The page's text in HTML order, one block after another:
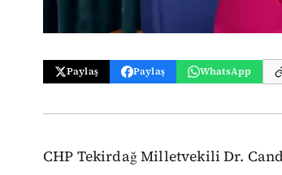
Paylaş Paylaş WhatsApp
CHP Tekirdağ Milletvekili Dr.